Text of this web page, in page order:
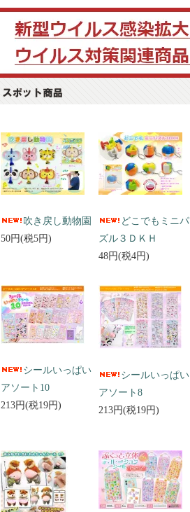
吹き戻し動物園
50円(税5円)
どこでもミニパ
ズル３ＤＫＨ
48円(税4円)
シールいっぱい
アソート10
213円(税19円)
シールいっぱい
アソート8
213円(税19円)